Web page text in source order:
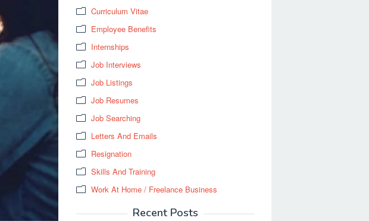
Curriculum Vitae
Employee Benefits
Internships
Job Interviews
Job Listings
Job Resumes
Job Searching
Letters And Emails
Resignation
Skills And Training
Work At Home / Freelance Business
Recent Posts